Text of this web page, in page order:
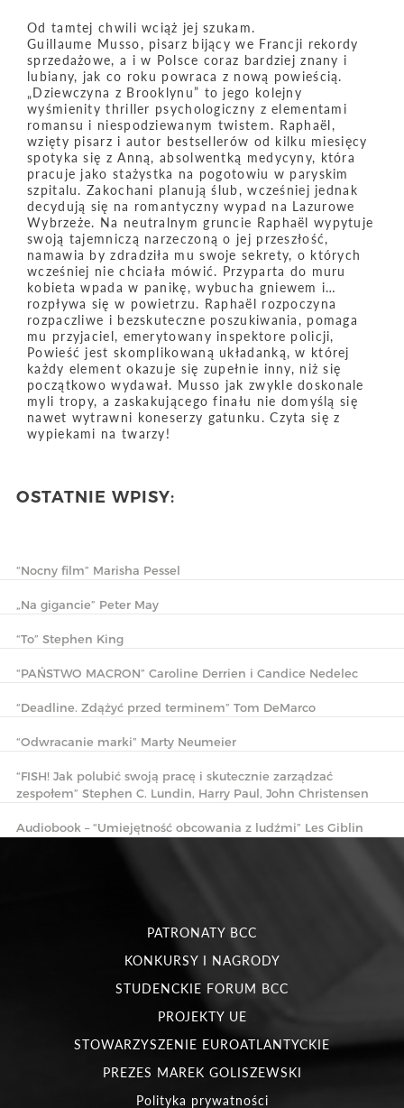
OSTATNIE WPISY:
“Nocny film” Marisha Pessel
„Na gigancie” Peter May
“To” Stephen King
“PAŃSTWO MACRON” Caroline Derrien i Candice Nedelec
“Deadline. Zdążyć przed terminem” Tom DeMarco
“Odwracanie marki” Marty Neumeier
“FISH! Jak polubić swoją pracę i skutecznie zarządzać
zespołem” Stephen C. Lundin, Harry Paul, John Christensen
Audiobook – “Umiejętność obcowania z ludźmi” Les Giblin
Od tamtej chwili wciąż jej szukam.
Guillaume Musso, pisarz bijący we Francji rekordy
sprzedażowe, a i w Polsce coraz bardziej znany i
lubiany, jak co roku powraca z nową powieścią.
„Dziewczyna z Brooklynu” to jego kolejny
wyśmienity thriller psychologiczny z elementami
romansu i niespodziewanym twistem. Raphaël,
wzięty pisarz i autor bestsellerów od kilku miesięcy
spotyka się z Anną, absolwentką medycyny, która
pracuje jako stażystka na pogotowiu w paryskim
szpitalu. Zakochani planują ślub, wcześniej jednak
decydują się na romantyczny wypad na Lazurowe
Wybrzeże. Na neutralnym gruncie Raphaël wypytuje
swoją tajemniczą narzeczoną o jej przeszłość,
namawia by zdradziła mu swoje sekrety, o których
wcześniej nie chciała mówić. Przyparta do muru
kobieta wpada w panikę, wybucha gniewem i…
rozpływa się w powietrzu. Raphaël rozpoczyna
rozpaczliwe i bezskuteczne poszukiwania, pomaga
mu przyjaciel, emerytowany inspektore policji,
Powieść jest skomplikowaną układanką, w której
każdy element okazuje się zupełnie inny, niż się
początkowo wydawał. Musso jak zwykle doskonale
myli tropy, a zaskakującego finału nie domyślą się
nawet wytrawni koneserzy gatunku. Czyta się z
wypiekami na twarzy!
PATRONATY BCC
KONKURSY I NAGRODY
STUDENCKIE FORUM BCC
PROJEKTY UE
STOWARZYSZENIE EUROATLANTYCKIE
PREZES MAREK GOLISZEWSKI
Polityka prywatności